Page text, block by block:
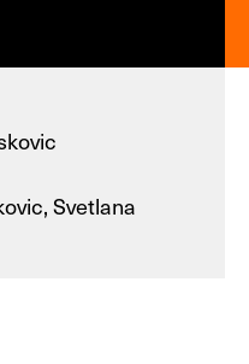
Svetlana